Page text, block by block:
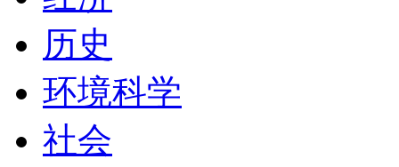
历史
环境科学
社会